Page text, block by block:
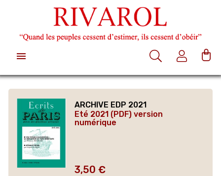

ARCHIVE EDP 2021
Eté 2021 (PDF) version
numérique
Prix
3,50 €